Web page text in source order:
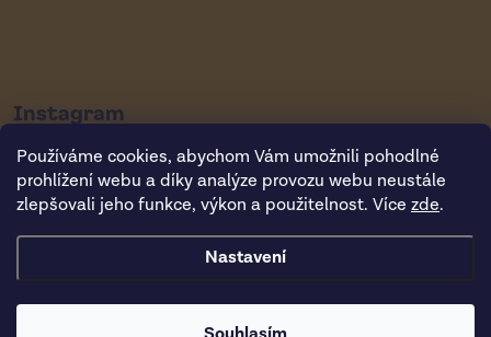
Používáme cookies, abychom Vám umožnili pohodlné
prohlížení webu a díky analýze provozu webu neustále
zlepšovali jeho funkce, výkon a použitelnost. Více zde.
Nastavení
Instagram
Copyright 2026Vsepropejska.cz. Všechna práva vyhrazena.